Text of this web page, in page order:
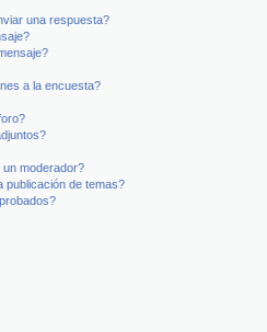
una respuesta?
a la encuesta?
moderador?
publicación de temas?